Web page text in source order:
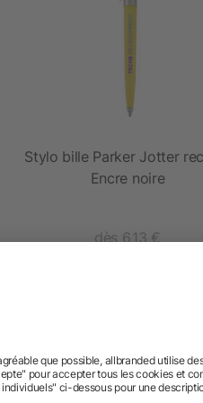
Stylo bille Parker Jotter
Encre noire
dès 6,13 €
avons les